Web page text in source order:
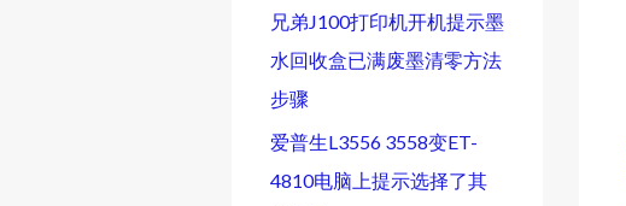
兄弟J100打印机开机提示墨
水回收盒已满废墨清零方法
步骤
爱普生L3556 3558变ET-
4810电脑上提示选择了其